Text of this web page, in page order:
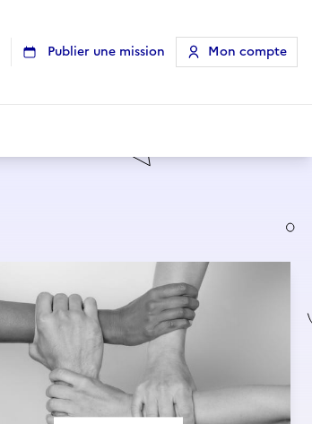
Publier une mission Mon compte